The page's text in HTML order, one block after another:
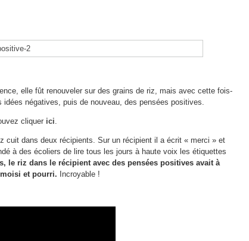
elle fût renouveler sur des grains de riz, mais avec cette fois-
négatives, puis de nouveau, des pensées positives.
cliquer ici.
cuit dans deux récipients. Sur un récipient il a écrit « merci » et
à des écoliers de lire tous les jours à haute voix les étiquettes
le riz dans le récipient avec des pensées positives avait à
et pourri. Incroyable !